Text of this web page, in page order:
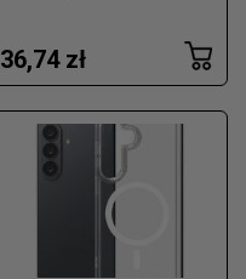
36,74 zł